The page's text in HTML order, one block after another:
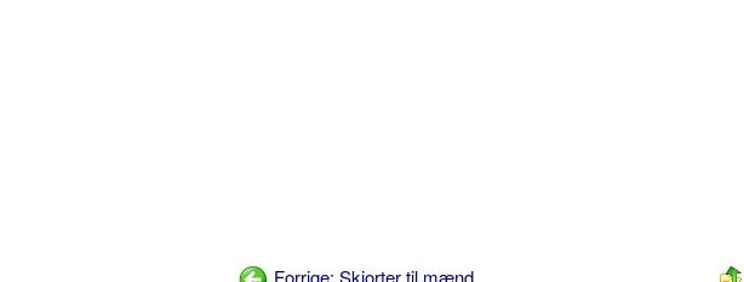
Forrige: Skjorter til mænd